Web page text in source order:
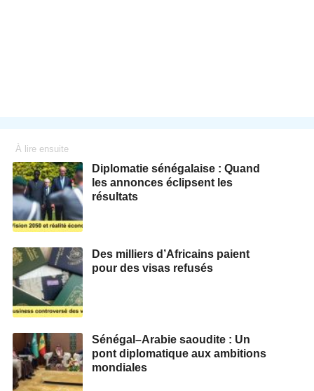
À lire ensuite
Diplomatie sénégalaise : Quand
les annonces éclipsent les
résultats
Des milliers d’Africains paient
pour des visas refusés
Sénégal–Arabie saoudite : Un
pont diplomatique aux ambitions
mondiales